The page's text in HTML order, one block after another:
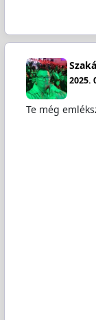
2025.
Te még